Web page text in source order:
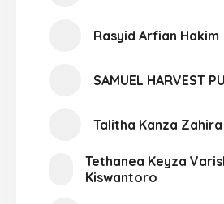
Rasyid Arfian Hakim
SAMUEL HARVEST
Talitha Kanza Zahira
Tethanea Keyza
Kiswantoro